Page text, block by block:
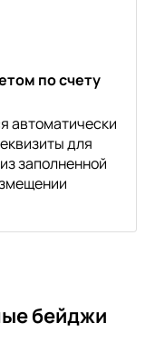
по счету
автоматически
для
заполненной
бейджи